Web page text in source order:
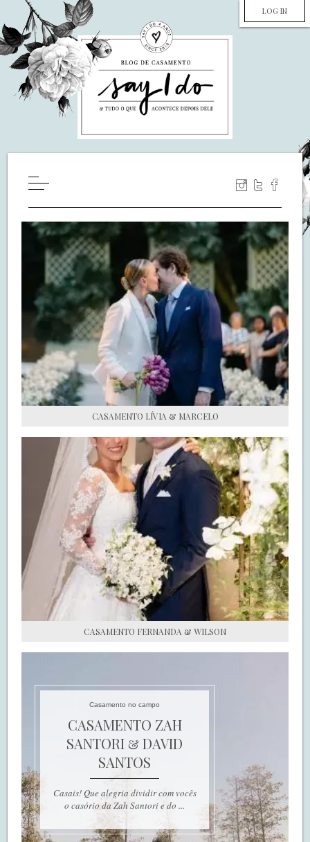
LOG IN
WILL YOU MARRY ME?
LUA DE MEL
COZINHA
DECORAÇÃO
DE NOIVA PRA NOIVA
S.O.S CASADAS
FALE COM O SAY I DO
CASAMENTO LÍVIA & MARCELO
CASAMENTO FERNANDA & WILSON
Casamento no campo
CASAMENTO ZAH
SANTORI & DAVID
SANTOS
Casais! Que alegria dividir com vocês
o casório da Zah Santori e do ...